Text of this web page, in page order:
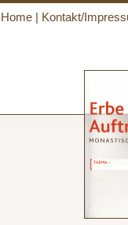
Home| Kontakt/